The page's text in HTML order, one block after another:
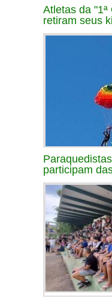
Atletas da
retiram seus
participam